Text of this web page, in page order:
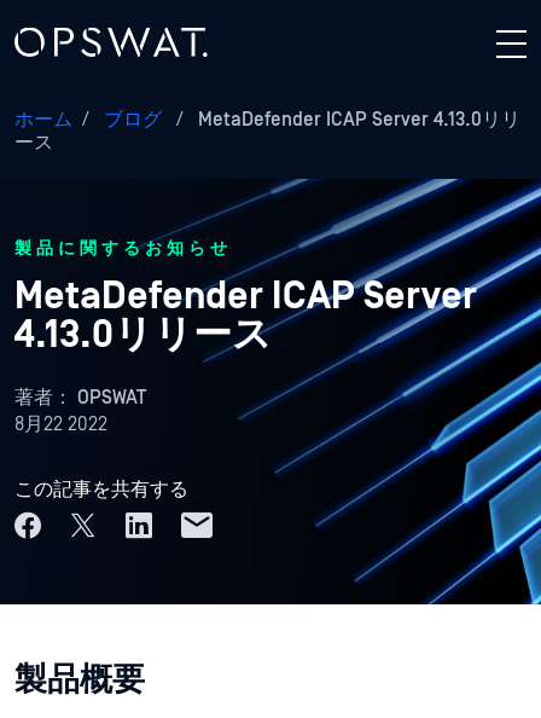
ホーム / ブログ /
MetaDefender ICAP Server 4.13.0リリ
ース
製品に関するお知らせ
MetaDefender ICAP Server
4.13.0リリース
著者： OPSWAT
8月22 2022
この記事を共有する
製品概要